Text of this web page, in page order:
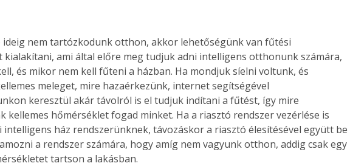
ideig nem tartózkodunk otthon, akkor lehetőségünk van fűtési
ami által előre meg tudjuk adni intelligens otthonunk számára,
és mikor nem kell fűteni a házban. Ha mondjuk síelni voltunk, és
meleget, mire hazaérkezünk, internet segítségével
keresztül akár távolról is el tudjuk indítani a fűtést, így mire
kellemes hőmérséklet fogad minket. Ha a riasztó rendszer vezérlése is
intelligens ház rendszerünknek, távozáskor a riasztó élesítésével együtt be
a rendszer számára, hogy amíg nem vagyunk otthon, addig csak egy
tartson a lakásban.